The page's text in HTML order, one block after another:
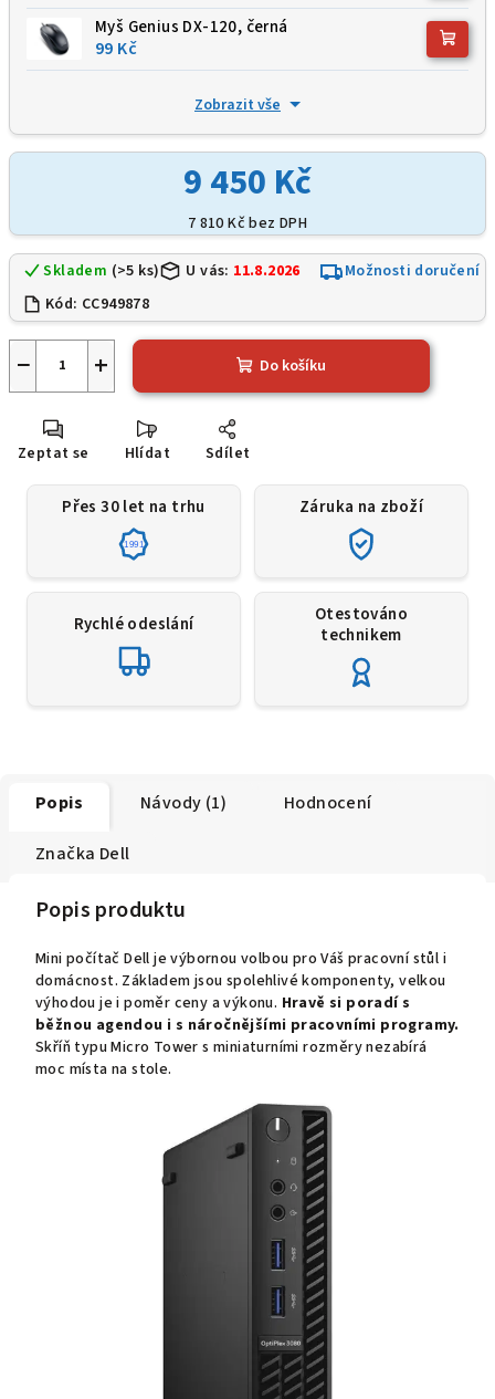
Myš Genius DX-120, černá
99 Kč
Zobrazit vše
9 450 Kč
7 810 Kčbez DPH
Skladem (>5 ks) U vás: 11.8.2026
Možnosti doručení
Kód: CC949878
+
− Do košíku
Zeptat se Hlídat Sdílet
Přes 30 let na trhu
1991
Záruka na zboží
Rychlé odeslání
Otestováno
technikem
Popis Návody (1) Hodnocení
Značka Dell
Popis produktu
Mini počítač Dell je výbornou volbou pro Váš pracovní stůl i
domácnost. Základem jsou spolehlivé komponenty, velkou
výhodou je i poměr ceny a výkonu. Hravě si poradí s
běžnou agendou i s náročnějšími pracovními programy.
Skříň typu Micro Tower s miniaturními rozměry nezabírá
moc místa na stole.